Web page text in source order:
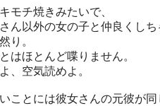
モチ焼きみたいで、
ん以外の女の子と仲良くし
り。
はほとんど喋りません。
、空気読めよ。
ことには彼女さんの元彼が